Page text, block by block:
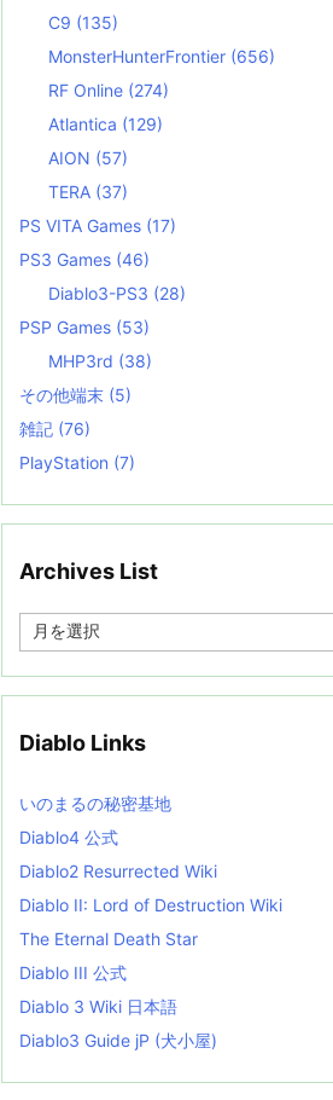
C9 (135)
MonsterHunterFrontier (656)
RF Online (274)
Atlantica (129)
AION (57)
TERA (37)
PS VITA Games (17)
PS3 Games (46)
Diablo3-PS3 (28)
PSP Games (53)
MHP3rd (38)
その他端末 (5)
雑記 (76)
PlayStation (7)
Archives List
e
i
s
t
Diablo Links
いのまるの秘密基地
Diablo4 公式
Diablo2 Resurrected Wiki
Diablo II: Lord of Destruction Wiki
The Eternal Death Star
Diablo III 公式
Diablo 3 Wiki 日本語
Diablo3 Guide jP (犬小屋)